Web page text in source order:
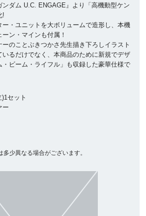
ンダム U.C. ENGAGE』より「高機動型ケン
!
ー・ユニットを大ボリュームで造形し、本機
ン・マインも付属！
のことぶきつかさ先生描き下ろしイラスト
るだけでなく、本商品のために新規でデザ
・ビーム・ライフル」も収録した豪華仕様で
セット
ー
少異なる場合がございます。